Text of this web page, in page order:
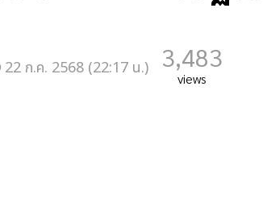
22 ก.ค. 2568 (22:17 น.) 3,483
views